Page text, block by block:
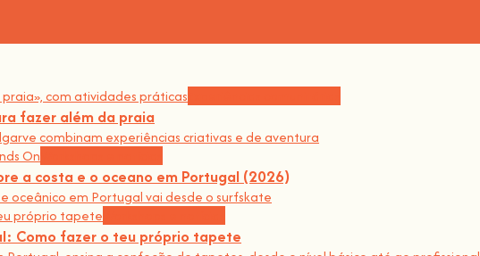
fazer além da praia
combinam experiências criativas e de aventura
a costa e o oceano em Portugal (2026)
oceânico em Portugal vai desde o surfskate
Como fazer o teu próprio tapete